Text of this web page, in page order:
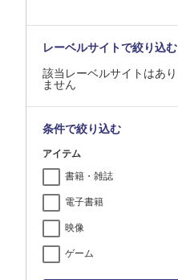
レーベルサイトで絞り込む
該当レーベルサイトはあり
ません
条件で絞り込む
アイテム
書籍・雑誌
電子書籍
映像
ゲーム